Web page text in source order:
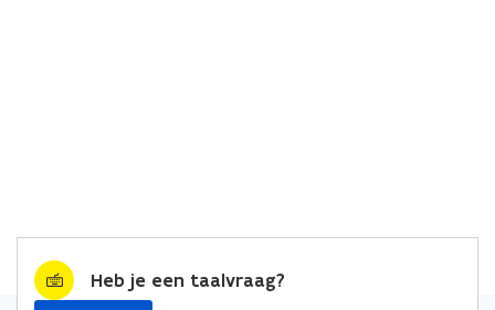
Heb je een taalvraag?